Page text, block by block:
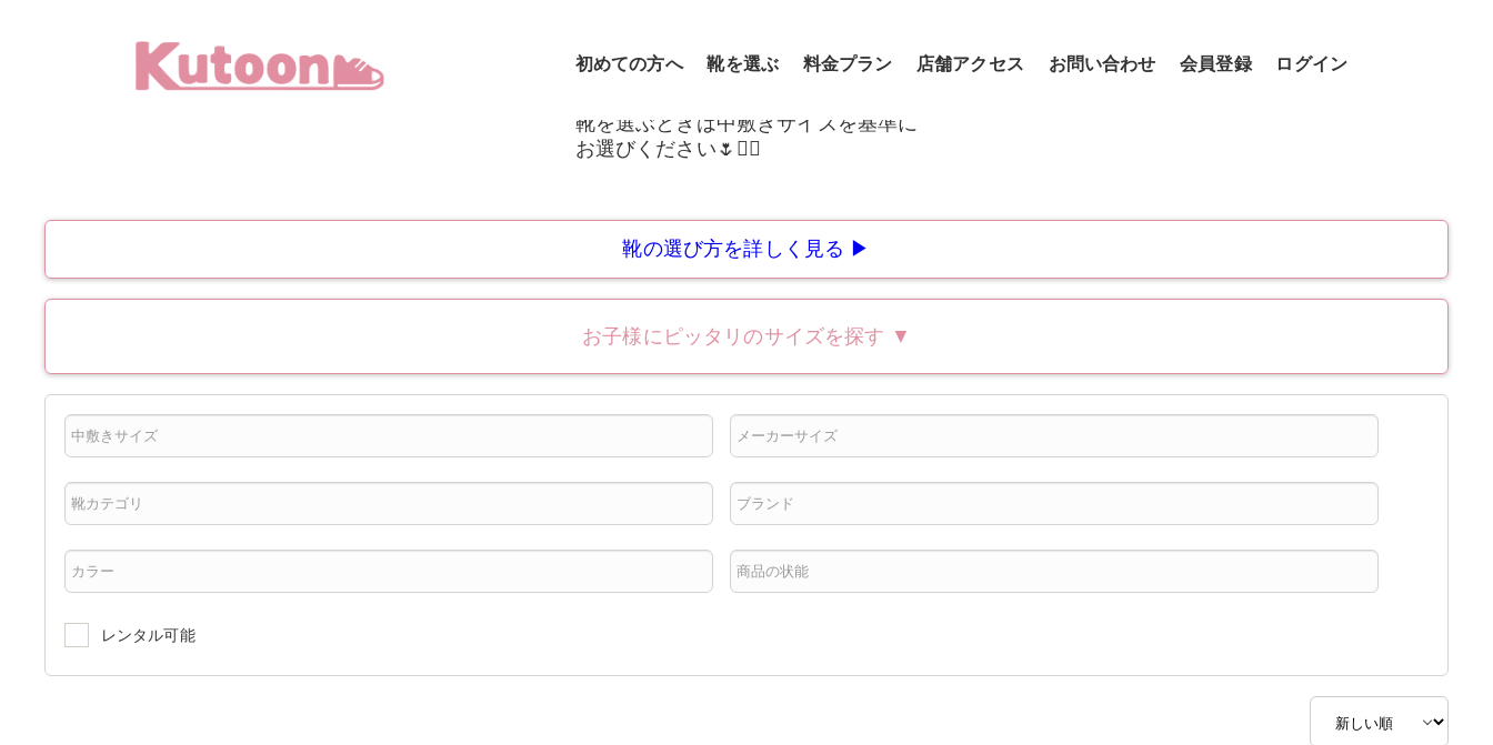
初めての方へ 靴を選ぶ 料金プラン 店舗アクセス お問い合わせ 会員登録 ログイン
靴の選び方を詳しく見る ▶
お子様にピッタリのサイズを探す ▼
レンタル可能